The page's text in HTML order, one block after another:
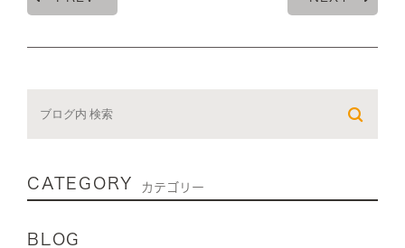
CATEGORY カテゴリー
BLOG